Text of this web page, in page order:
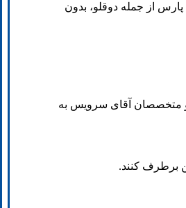
از جمله دوقلو، بدون
و متخصصان آقای سرویس به
برطرف کنند.